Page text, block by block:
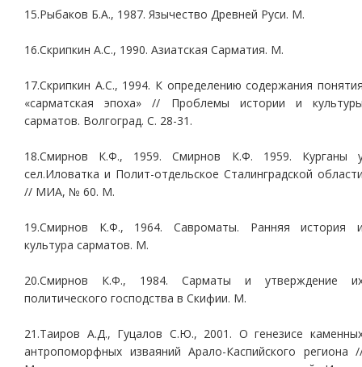
15.Рыбаков Б.А., 1987. Язычество Древней Руси. М.
16.Скрипкин А.С., 1990. Азиатская Сарматия. М.
17.Скрипкин А.С., 1994. К определению содержания
«сарматская эпоха» // Проблемы истории и
сарматов. Волгоград. С. 28-31.
18.Смирнов К.Ф., 1959. Смирнов К.Ф. 1959. Курганы
сел.Иловатка и Полит-отдельское Сталинградской
// МИА, № 60. М.
19.Смирнов К.Ф., 1964. Савроматы. Ранняя история
культура сарматов. М.
20.Смирнов К.Ф., 1984. Сарматы и утверждение
политического господства в Скифии. М.
21.Таиров А.Д., Гуцалов С.Ю., 2001. О генезисе
антропоморфных изваяний Арало-Каспийского региона